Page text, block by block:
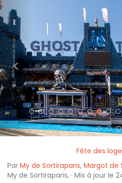
<
Fête des
Par My de Sortiraparis, Margot de
My de Sortiraparis, · Mis à jour le